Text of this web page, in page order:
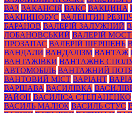
ВАЗ ВАКАНСІЯ ВАКС ВАКЦИНА
ВАКЦИНОБУС ВАЛЕНТИН
БАРАНОВ ВАЛЕРІЙ ЗАЛУЖНИЙ
ЛОБАНОВСЬКИЙ ВАЛЕРІЙ
ПРОЗАПАС ВАЛЕРІЙ ШЕРШЕНЬ
ВАНДАЛИ ВАНДАЛІЗМ ВАНТАЖ
ВАНТАЖІВКИ ВАНТАЖНЕ
АВТОМОБІЛЬ ВАНТАЖНИЙ
ВАНТОВИЙ МІСТ ВАРІАНТ
ВАРШАВА ВАСИЛІВКА
РАЙОН ВАСИЛІСА СТЕПАНЕНКО
ВАСИЛЬ МАЛЮК ВАСИЛЬ СТУС